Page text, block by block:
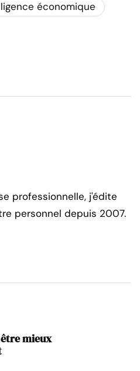
économique
professionnelle, j'édite
personnel depuis 2007.
être mieux